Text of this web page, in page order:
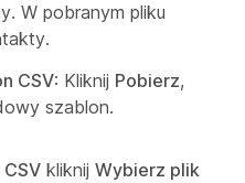
W pobranym pliku
CSV: Kliknij Pobierz,
szablon.
kliknij Wybierz plik